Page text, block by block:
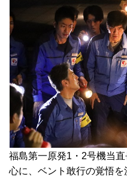
福島第一原発1・2号機当
心に、ベント敢行の覚悟を